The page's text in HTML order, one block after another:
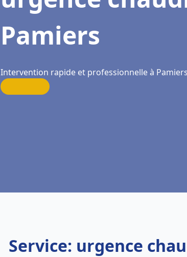
Pamiers
Intervention rapide et professionnelle à
Service: urgence